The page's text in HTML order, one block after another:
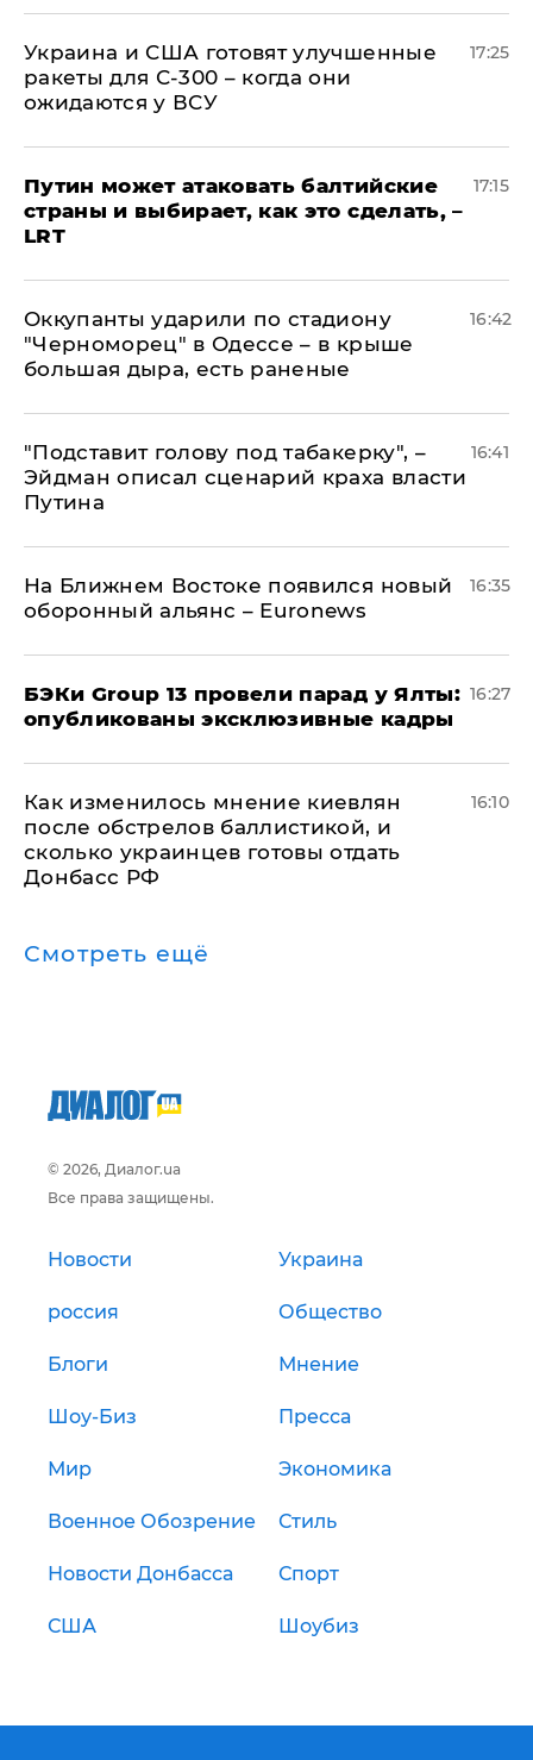
Украина и США готовят улучшенные
ракеты для С-300 – когда они
ожидаются у ВСУ
17:25
Путин может атаковать балтийские
страны и выбирает, как это сделать, –
LRT
17:15
Оккупанты ударили по стадиону
"Черноморец" в Одессе – в крыше
большая дыра, есть раненые
16:42
​"Подставит голову под табакерку", –
Эйдман описал сценарий краха власти
Путина
16:41
На Ближнем Востоке появился новый
оборонный альянс – Euronews
16:35
​БЭКи Group 13 провели парад у Ялты:
опубликованы эксклюзивные кадры
16:27
Как изменилось мнение киевлян
после обстрелов баллистикой, и
сколько украинцев готовы отдать
Донбасс РФ
16:10
Смотреть ещё
© 2026, Диалог.ua
Все права защищены.
Новости Украина
россия Общество
Блоги Мнение
Шоу-Биз Пресса
Мир Экономика
Военное Обозрение Стиль
Новости Донбасса Спорт
США Шоубиз